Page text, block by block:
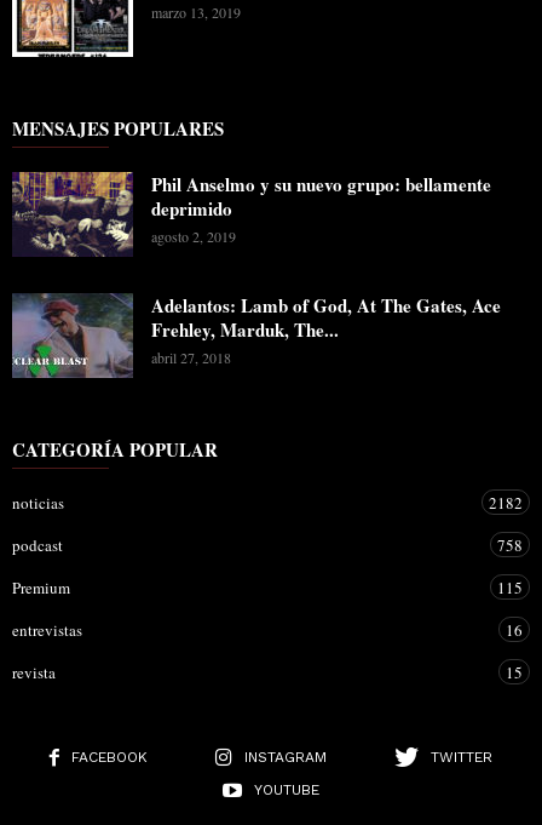
marzo 13, 2019
MENSAJES POPULARES
Phil Anselmo y su nuevo grupo: bellamente
deprimido
agosto 2, 2019
Adelantos: Lamb of God, At The Gates, Ace
Frehley, Marduk, The...
abril 27, 2018
CATEGORÍA POPULAR
noticias
2182
podcast
758
Premium
115
entrevistas
16
revista
15
FACEBOOK INSTAGRAM
TWITTER
YOUTUBE